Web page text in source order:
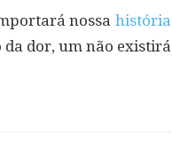
nossa história
da dor, um não existirá